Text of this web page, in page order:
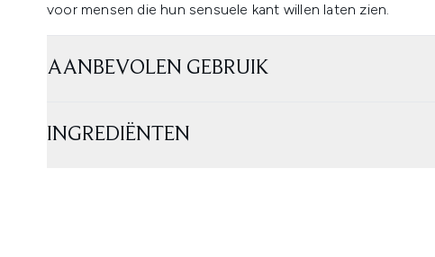
voor mensen die hun sensuele kant willen laten zien.
AANBEVOLEN GEBRUIK
INGREDIËNTEN